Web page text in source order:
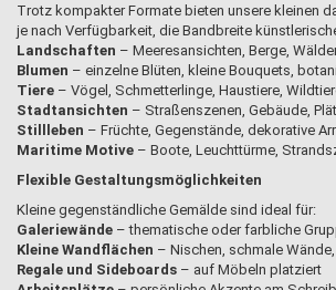
Trotz kompakter Formate bieten unsere kleinen
je nach Verfügbarkeit, die Bandbreite
Landschaften – Meeresansichten, Berge,
Blumen – einzelne Blüten, kleine Bouquets,
Tiere – Vögel, Schmetterlinge, Haustiere,
Stadtansichten – Straßenszenen, Gebäude,
Stillleben – Früchte, Gegenstände, dekorative
Maritime Motive – Boote, Leuchttürme,
Flexible Gestaltungsmöglichkeiten
Kleine gegenständliche Gemälde sind ideal für:
Galeriewände – thematische oder farbliche
Kleine Wandflächen – Nischen, schmale
Regale und Sideboards – auf Möbeln platziert